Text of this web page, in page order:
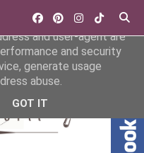
to deliver its services
and user-agent are
and security
generate usage
abuse.
GOT IT